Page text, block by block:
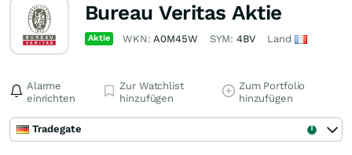
Bureau Veritas Aktie
Aktie WKN:A0M45W SYM: 4BV Land
Alarme
einrichten
Zur Watchlist
hinzufügen
Zum Portfolio
hinzufügen
Tradegate